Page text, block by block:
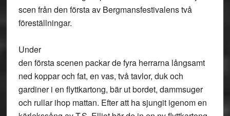
scen från den första av Bergmansfestivalens två
föreställningar.
Under
den första scenen packar de fyra herrarna långsamt
ned koppar och fat, en vas, två tavlor, duk och
gardiner i en flyttkartong, bär ut bordet, dammsuger
och rullar ihop mattan. Efter att ha sjungit igenom en